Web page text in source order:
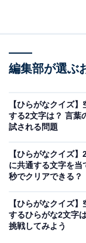
編集部が選ぶ
【ひらがなクイズ
する2文字は？ 言葉
試される問題
【ひらがなクイズ】
に共通する文字を当
秒でクリアできる？
【ひらがなクイズ
するひらがな2文字
挑戦してみよう